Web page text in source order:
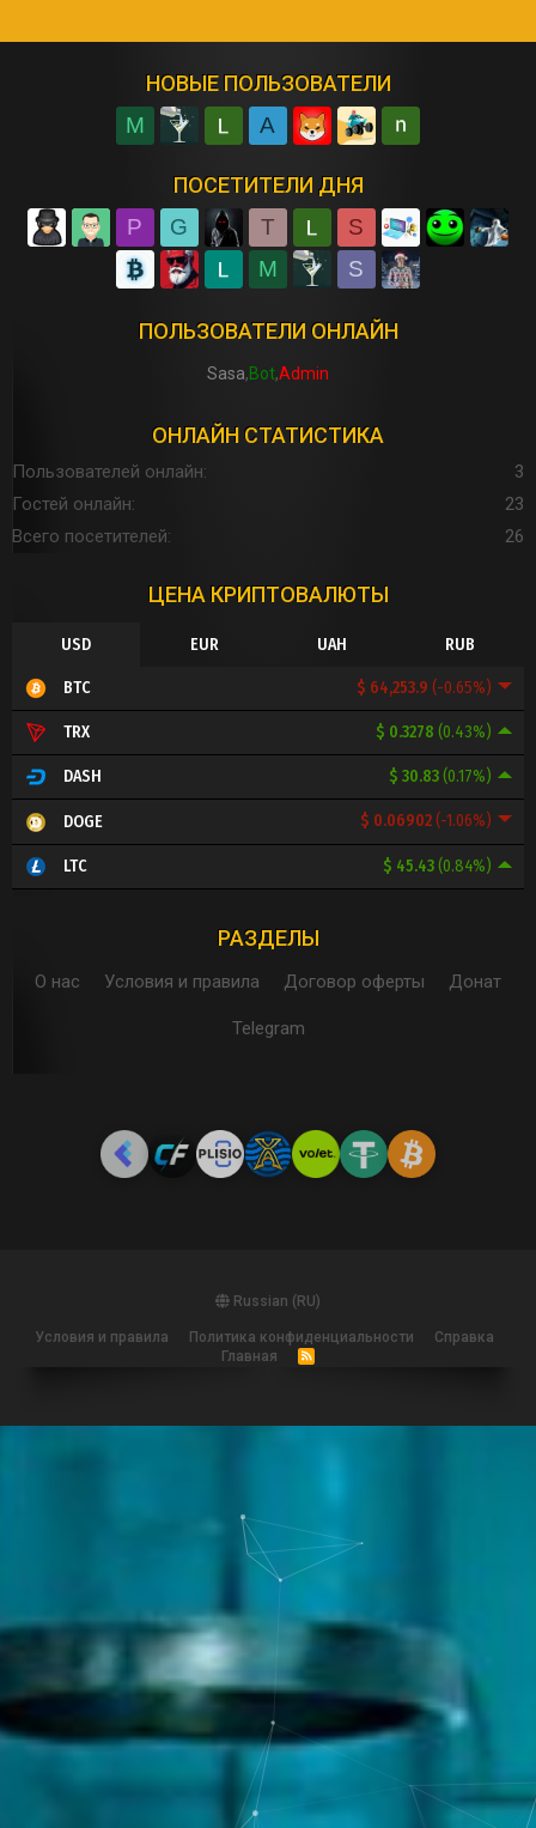
НОВЫЕ ПОЛЬЗОВАТЕЛИ
M A
ПОСЕТИТЕЛИ ДНЯ
P G T
S
M
S
ПОЛЬЗОВАТЕЛИ ОНЛАЙН
Sasa BotAdmin
ОНЛАЙН СТАТИСТИКА
Пользователей онлайн
3
Гостей онлайн
23
Всего посетителей
26
ЦЕНА КРИПТОВАЛЮТЫ
USD EUR UAH RUB
$ 64,253.9 (-0.65%)
BTC
$ 0.3278 (0.43%)
TRX
$ 30.83(0.17%)
DASH
$ 0.06902(-1.06%)
DOGE
$ 45.43(0.84%)
LTC
РАЗДЕЛЫ
О нас Условия и правила Договор оферты Донат
Telegram
Russian (RU)
Условия и правила Политика конфиденциальности
Справка
Главная
R